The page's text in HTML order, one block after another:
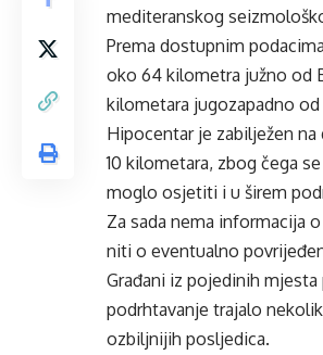
mediteranskog
Prema dostupnim
oko 64 kilometra južno od
kilometara jugozapadno od
Hipocentar je zabilježen
10 kilometara, zbog čega
moglo osjetiti i u širem
Za sada nema informacija
niti o eventualno
Građani iz pojedinih mjesta
podrhtavanje trajalo
ozbiljnijih posljedica.